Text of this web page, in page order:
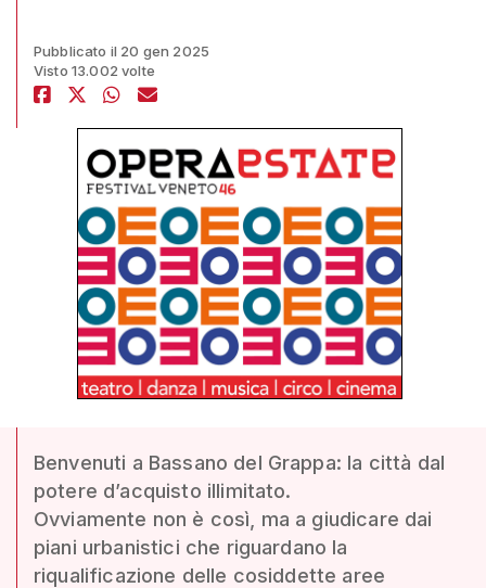
Pubblicato il 20 gen 2025
Visto 13.002 volte
Benvenuti a Bassano del Grappa: la città dal
potere d’acquisto illimitato.
Ovviamente non è così, ma a giudicare dai
piani urbanistici che riguardano la
riqualificazione delle cosiddette aree